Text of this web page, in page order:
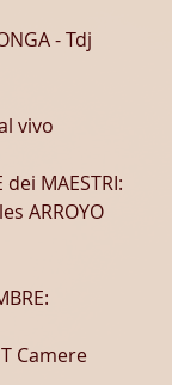
- Tdj
vivo
dei MAESTRI:
ARROYO
Camere